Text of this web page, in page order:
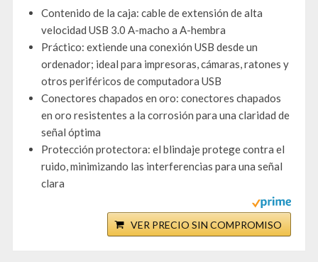
Contenido de la caja: cable de extensión de alta
velocidad USB 3.0 A-macho a A-hembra
Práctico: extiende una conexión USB desde un
ordenador; ideal para impresoras, cámaras, ratones y
otros periféricos de computadora USB
Conectores chapados en oro: conectores chapados
en oro resistentes a la corrosión para una claridad de
señal óptima
Protección protectora: el blindaje protege contra el
ruido, minimizando las interferencias para una señal
clara
VER PRECIO SIN COMPROMISO